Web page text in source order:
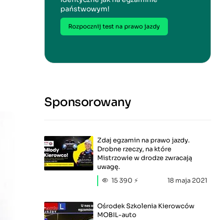
państwowym!
Rozpocznij test na prawo jazdy
Sponsorowany
Zdaj egzamin na prawo jazdy.
Drobne rzeczy, na które
Mistrzowie w drodze zwracają
uwagę.
15 390 ⚡
18 maja 2021
Ośrodek Szkolenia Kierowców
MOBIL-auto